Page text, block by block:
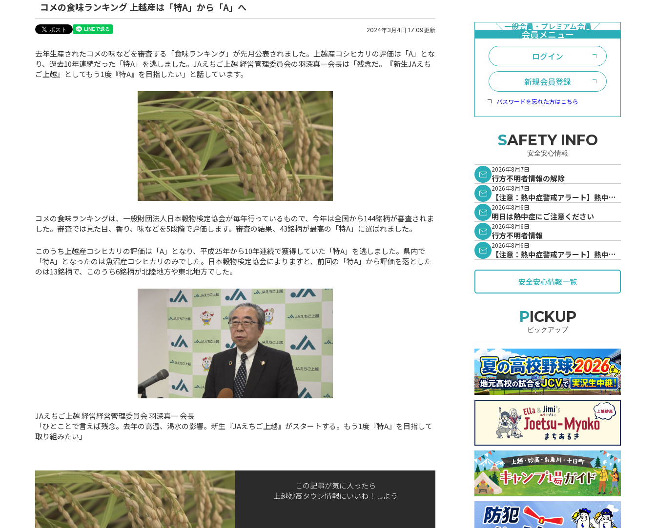
コメの食味ランキング 上越産は「特A」から「A」へ
2024年3月4日 17:09更新
去年生産されたコメの味などを審査する「食味ランキング」が先月公表されました。上越産コシヒカリの評価は「A」とな
り、過去10年連続だった「特A」を逃しました。JAえちご上越 経営管理委員会の羽深真一会長は「残念だ。『新生JAえち
ご上越』としてもう1度『特A』を目指したい」と話しています。
コメの食味ランキングは、一般財団法人日本穀物検定協会が毎年行っているもので、今年は全国から144銘柄が審査されま
した。審査では見た目、香り、味などを5段階で評価します。審査の結果、43銘柄が最高の「特A」に選ばれました。
このうち上越産コシヒカリの評価は「A」となり、平成25年から10年連続で獲得していた「特A」を逃しました。県内で
「特A」となったのは魚沼産コシヒカリのみでした。日本穀物検定協会によりますと、前回の「特A」から評価を落とした
のは13銘柄で、このうち6銘柄が北陸地方や東北地方でした。
JAえちご上越 経営経営管理委員会 羽深真一 会長
「ひとことで言えば残念。去年の高温、渇水の影響。新生『JAえちご上越』がスタートする。もう1度『特A』を目指して
取り組みたい」
この記事が気に入ったら
上越妙高タウン情報にいいね！しよう
ログイン
新規会員登録
パスワードを忘れた方はこちら
SAFETY INFO
安全安心情報
2026年8月7日
行方不明者情報の解除
2026年8月7日
【注意：熱中症警戒アラート】熱中症
警戒アラートが発表されています。
2026年8月6日
明日は熱中症にご注意ください
2026年8月6日
行方不明者情報
2026年8月6日
【注意：熱中症警戒アラート】熱中症
安全安心情報一覧
PICKUP
ピックアップ